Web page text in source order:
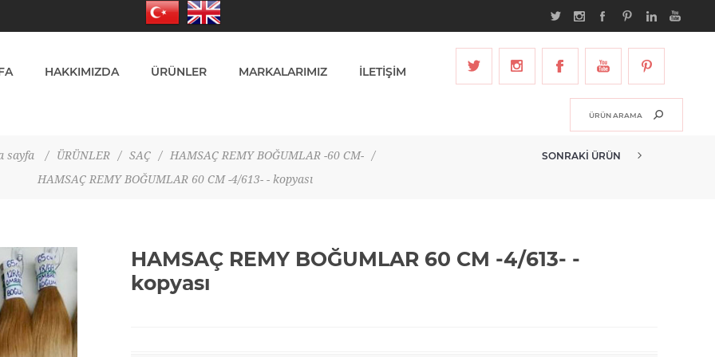
HAKKIMIZDA ÜRÜNLER MARKALARIMIZ İLETİŞİM
sayfa / ÜRÜNLER / SAÇ / HAMSAÇ REMY BOĞUMLAR -60 CM-
/
HAMSAÇ REMY BOĞUMLAR 60 CM -4/613- - kopyası
SONRAKI ÜRÜN
HAMSAÇ REMY BOĞUMLAR 60 CM -4/613- -
kopyası